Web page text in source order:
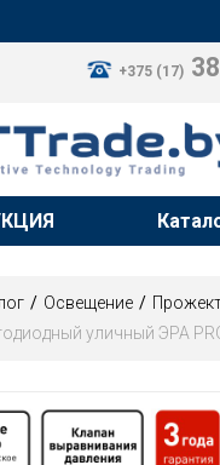
+375 (17)
Освещение
уличный ЭРА